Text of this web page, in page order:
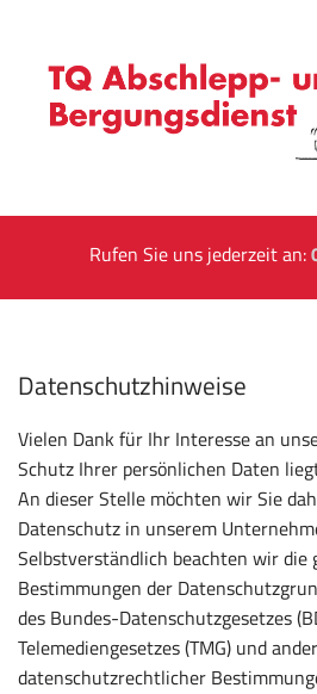
Rufen Sie uns jederzeit an:
Datenschutzhinweise
Vielen Dank für Ihr Interesse an
Schutz Ihrer persönlichen Daten
An dieser Stelle möchten wir Sie
Datenschutz in unserem
Selbstverständlich beachten wir die
Bestimmungen der
des Bundes-Datenschutzgesetzes
Telemediengesetzes (TMG) und
datenschutzrechtlicher